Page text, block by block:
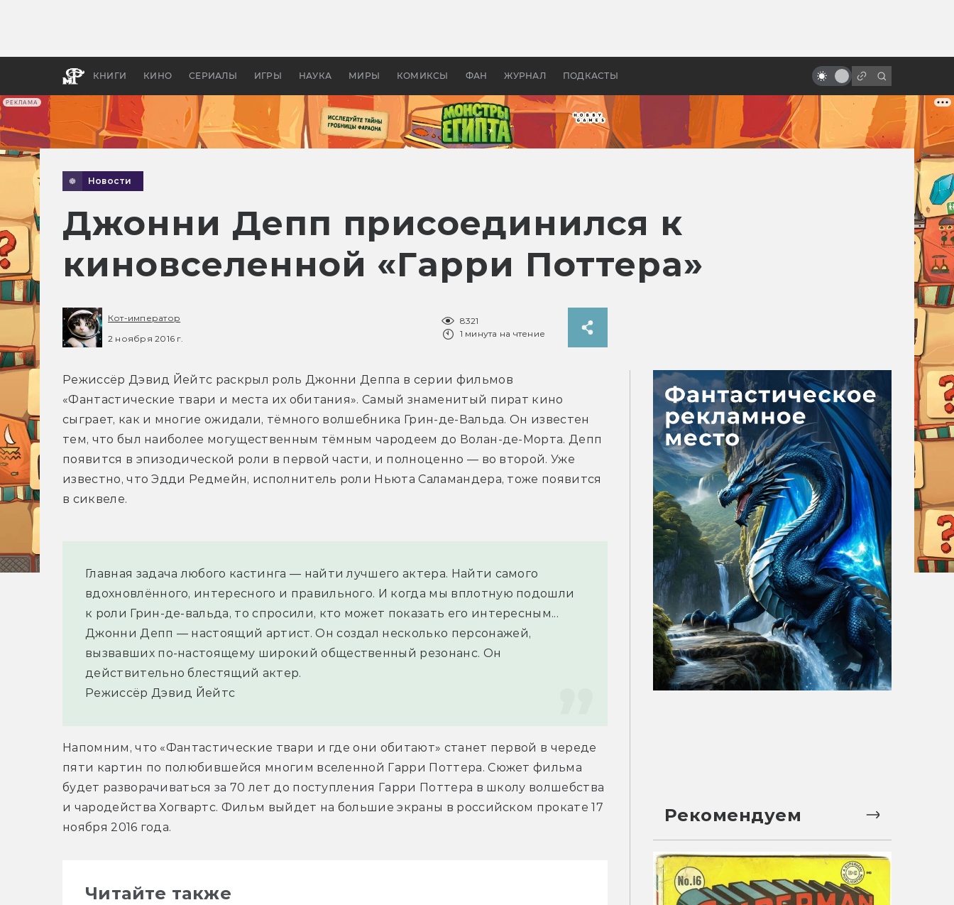
РЕКЛАМА
КНИГИ КИНО СЕРИАЛЫ ИГРЫ НАУКА МИРЫ КОМИКСЫ ФАН ЖУРНАЛ ПОДКАСТЫ
апокалипсис, в России —
бы «Властелина колец»
фильмы и сериалы
Новости
Джонни Депп присоединился к
киновселенной «Гарри Поттера»
Кот-император
2 ноября 2016 г.
8321
1 минута на чтение
Режиссёр Дэвид Йейтс раскрыл роль Джонни Деппа в серии фильмов
«Фантастические твари и места их обитания». Самый знаменитый пират кино
сыграет, как и многие ожидали, тёмного волшебника Грин-де-Вальда. Он известен
тем, что был наиболее могущественным тёмным чародеем до Волан-де-Морта. Депп
появится в эпизодической роли в первой части, и полноценно — во второй. Уже
известно, что Эдди Редмейн, исполнитель роли Ньюта Саламандера, тоже появится
в сиквеле.
Главная задача любого кастинга — найти лучшего актера. Найти самого
вдохновлённого, интересного и правильного. И когда мы вплотную подошли
к роли Грин-де-вальда, то спросили, кто может показать его интересным...
Джонни Депп — настоящий артист. Он создал несколько персонажей,
вызвавших по-настоящему широкий общественный резонанс. Он
действительно блестящий актер.
Режиссёр Дэвид Йейтс
Напомним, что «Фантастические твари и где они обитают» станет первой в череде
пяти картин по полюбившейся многим вселенной Гарри Поттера. Сюжет фильма
будет разворачиваться за 70 лет до поступления Гарри Поттера в школу волшебства
и чародейства Хогвартс. Фильм выйдет на большие экраны в российском прокате 17
ноября 2016 года.
Читайте также
Рекомендуем